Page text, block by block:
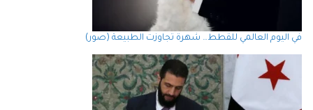
في اليوم العالمي للقطط… شهرة تجاوزت الطبيعة (صور)